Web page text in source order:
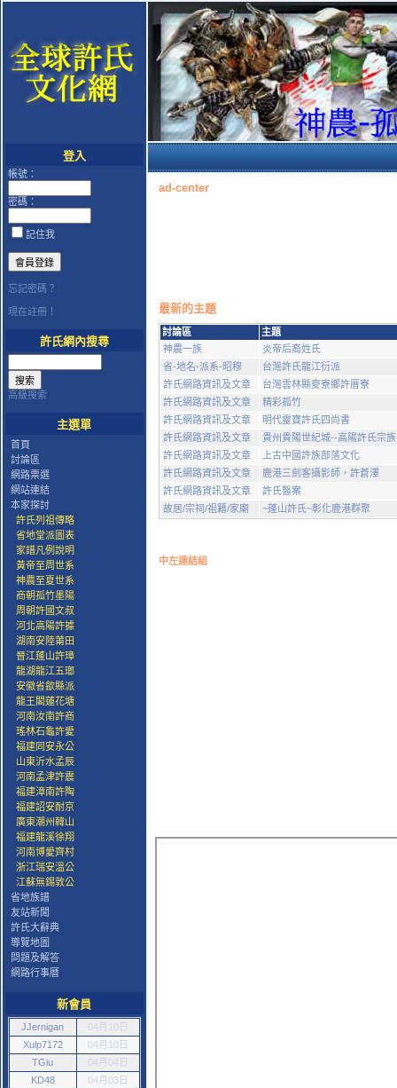
登入
帳號：
密碼：
記住我
忘記密碼？
現在註冊！
許氏網內搜尋
高級搜索
主選單
首頁
討論區
網路票選
網站連結
本家探討
許氏列祖傳略
省地堂派圖表
家譜凡例說明
黃帝至周世系
神農至夏世系
商朝孤竹墨陽
周朝許國文叔
河北高陽許據
湖南安陸莆田
晉江蓬山許璋
龍湖龍江五瑯
安徽省歙縣派
龍王閣蓮花塘
河南汝南許商
瑤林石龜許愛
福建同安永公
山東沂水孟辰
河南孟津許震
福建漳南許陶
福建詔安耐京
廣東潮州韓山
福建龍溪徐翔
河南博愛齊村
浙江瑞安溫公
江蘇無錫敦公
省地族譜
友站新聞
許氏大辭典
導覽地圖
問題及解答
網路行事曆
新會員
JJernigan
04月10日
Xulp7172
04月10日
TGiu
04月04日
KD48
04月03日
ad-center
最新的主題
討論區
主題
神農一族
炎帝后裔姓氏
省-地名-派系-昭穆
台灣許氏龍江衍派
許氏網路資訊及文章
台灣雲林縣麥寮鄉許厝寮
許氏網路資訊及文章
精彩孤竹
許氏網路資訊及文章
明代靈寶許氏四尚書
許氏網路資訊及文章
貴州貴陽世紀城--高陽許氏宗
許氏網路資訊及文章
上古中國許族部落文化
許氏網路資訊及文章
鹿港三劍客攝影師，許蒼澤
許氏網路資訊及文章
許氏醫案
故居/宗祠/祖籍/家廟
~蓬山許氏~彰化鹿港群聚
中左連結組